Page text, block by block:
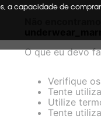
a capacidade de
O que eu devo
Verifique
Tente
Utilize
Tente